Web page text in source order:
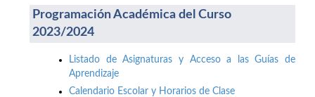
Programación Académica del Curso
2023/2024
Listado de Asignaturas y Acceso a las Guías de
Aprendizaje
Calendario Escolar y Horarios de Clase